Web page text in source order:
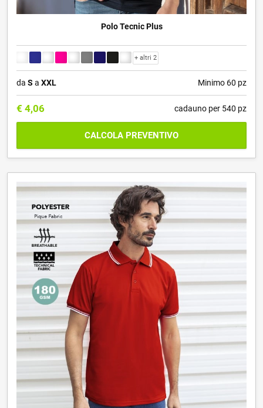
Polo Tecnic Plus
+ altri 2
da S a XXL Minimo 60 pz
€ 4,06 cadauno per 540 pz
CALCOLA PREVENTIVO